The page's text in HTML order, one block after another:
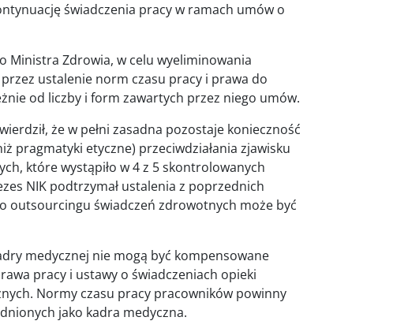
świadczenia pracy w ramach umów o
Ministra Zdrowia, w celu wyeliminowania
ustalenie norm czasu pracy i prawa do
od liczby i form zawartych przez niego umów.
że w pełni zasadna pozostaje konieczność
pragmatyki etyczne) przeciwdziałania zjawisku
które wystąpiło w 4 z 5 skontrolowanych
NIK podtrzymał ustalenia z poprzednich
outsourcingu świadczeń zdrowotnych może być
medycznej nie mogą być kompensowane
pracy i ustawy o świadczeniach opieki
Normy czasu pracy pracowników powinny
jako kadra medyczna.